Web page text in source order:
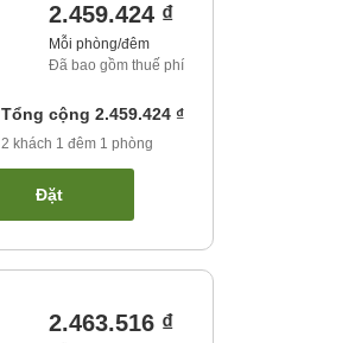
2.459.424 ₫
Mỗi phòng/đêm
Đã bao gồm thuế phí
Tổng cộng 2.459.424 ₫
2 khách 1 đêm 1 phòng
Đặt
2.463.516 ₫